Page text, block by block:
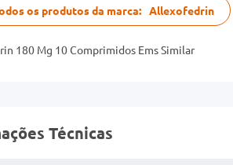
os produtos da marca: Allexofedrin
180 Mg 10 Comprimidos Ems Similar
Técnicas